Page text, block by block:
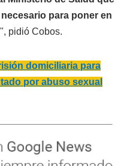
para poner en
", pidió Cobos.
domiciliaria para
por abuso sexual